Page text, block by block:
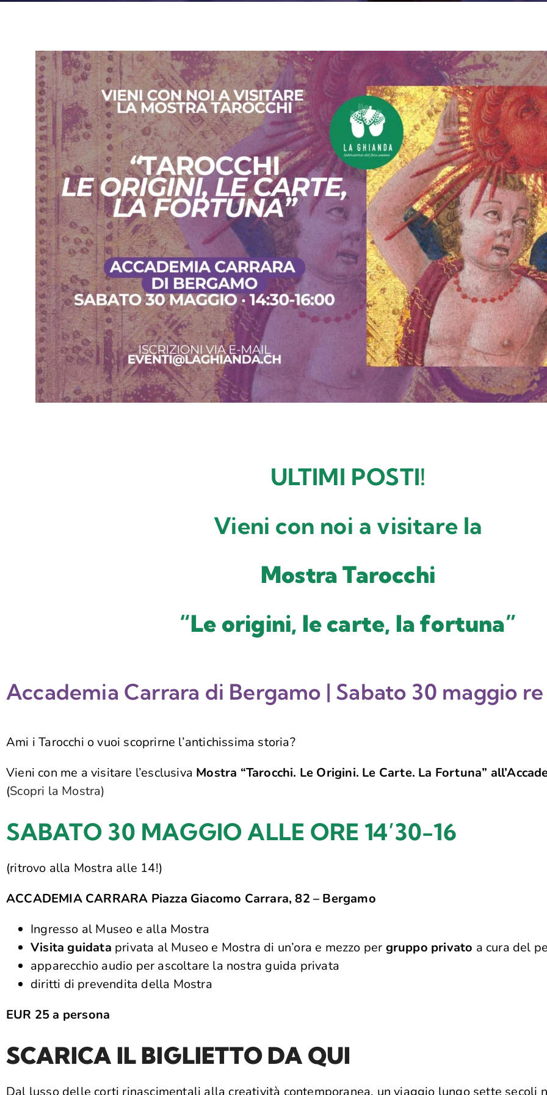
ULTIMI POSTI!
Vieni con noi a visitare la
Mostra Tarocchi
“Le origini, le carte, la fortuna”
Accademia Carrara di Bergamo | Sabato 30 maggio
Ami i Tarocchi o vuoi scoprirne l’antichissima storia?
Vieni con me a visitare l’esclusiva Mostra “Tarocchi. Le Origini. Le Carte. La Fortuna”
(Scopri la Mostra)
SABATO 30 MAGGIO ALLE ORE 14’30-16
(ritrovo alla Mostra alle 14!)
ACCADEMIA CARRARA Piazza Giacomo Carrara, 82 – Bergamo
Ingresso al Museo e alla Mostra
Visita guidata privata al Museo e Mostra di un’ora e mezzo per gruppo privato a cura del
apparecchio audio per ascoltare la nostra guida privata
diritti di prevendita della Mostra
EUR 25 a persona
SCARICA IL BIGLIETTO DA QUI